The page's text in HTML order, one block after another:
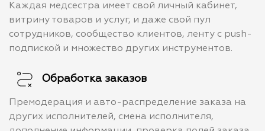
Каждая медсестра имеет свой личный кабинет,
витрину товаров и услуг, и даже свой пул
сотрудников, сообщество клиентов, ленту с push-
подпиской и множество других инструментов.
Обработка заказов
Премодерация и авто-распределение заказа на
других исполнителей, смена исполнителя,